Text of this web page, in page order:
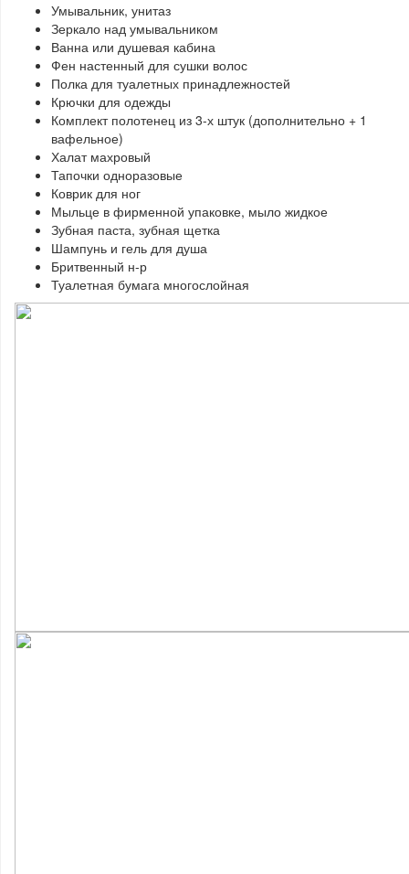
Умывальник, унитаз
Зеркало над умывальником
Ванна или душевая кабина
Фен настенный для сушки волос
Полка для туалетных принадлежностей
Крючки для одежды
Комплект полотенец из 3-х штук (дополнительно + 1
вафельное)
Халат махровый
Тапочки одноразовые
Коврик для ног
Мыльце в фирменной упаковке, мыло жидкое
Зубная паста, зубная щетка
Шампунь и гель для душа
Бритвенный н-р
Туалетная бумага многослойная